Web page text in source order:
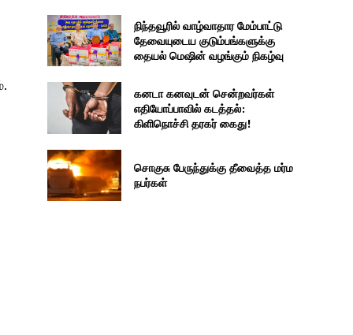
நிந்தவூரில் வாழ்வாதார மேம்பாட்டு
தேவையுடைய குடும்பங்களுக்கு
தையல் மெஷின் வழங்கும் நிகழ்வு
கனடா கனவுடன் சென்றவர்கள்
எதியோப்பாவில் கடத்தல்:
கிளிநொச்சி தரகர் கைது!
சொகுசு பேருந்துக்கு தீவைத்த மர்ம
நபர்கள்